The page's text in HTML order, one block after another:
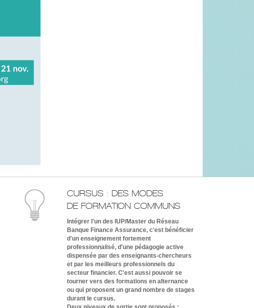
CURSUS : DES MODES
DE FORMATION COMMUNS
Intégrer l'un des IUP/Master du Réseau
Banque Finance Assurance, c'est bénéficier
d'un enseignement fortement
professionnalisé, d'une pédagogie active
dispensée par des enseignants-chercheurs
et par les meilleurs professionnels du
secteur financier. C'est aussi pouvoir se
tourner vers des formations en alternance
ou qui proposent un grand nombre de stages
durant le cursus.